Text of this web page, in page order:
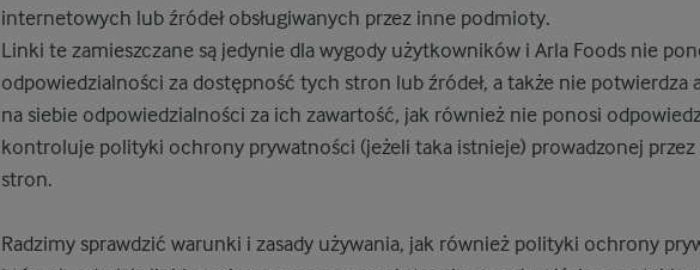
internetowych lub źródeł obsługiwanych przez inne podmioty.
Linki te zamieszczane są jedynie dla wygody użytkowników i Arla Foods nie
odpowiedzialności za dostępność tych stron lub źródeł, a także nie potwierdza
na siebie odpowiedzialności za ich zawartość, jak również nie ponosi
kontroluje polityki ochrony prywatności (jeżeli taka istnieje) prowadzonej
stron.
Radzimy sprawdzić warunki i zasady używania, jak również polityki ochrony